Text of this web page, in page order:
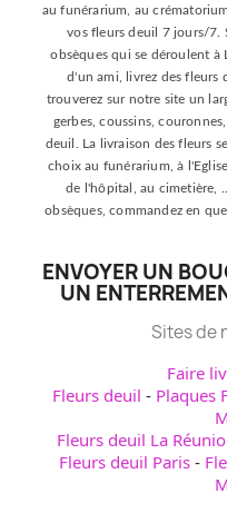
au funérarium, au
vos fleurs deuil 7 jours/7.
obsèques qui se déroulent à
d'un ami, livrez des fleurs
trouverez sur notre site un
gerbes, coussins,
deuil. La livraison des fleurs
choix au funérarium, à
de l'hôpital, au cimetière,
obsèques, commandez en
ENVOYER UN
UN
Sites de
Faire
Fleurs deuil - Plaques
Fleurs deuil La
Fleurs deuil Paris -